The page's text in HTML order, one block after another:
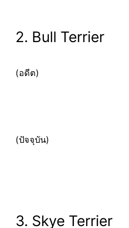
2. Bull Terrier
(อดีต)
(ปัจจุบัน)
3. Skye Terrier